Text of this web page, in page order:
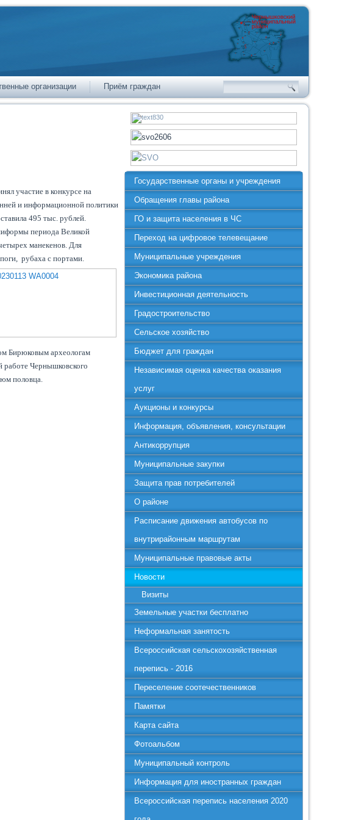
организации Приём граждан
участие в конкурсе на
и информационной политики
495 тыс. рублей.
периода Великой
манекенов. Для
рубаха с портами.
Бирюковым археологам
работе Чернышковского
половца.
Государственные органы и учреждения
Обращения главы района
ГО и защита населения в ЧС
Переход на цифровое телевещание
Муниципальные учреждения
Экономика района
Инвестиционная деятельность
Градостроительство
Сельское хозяйство
Бюджет для граждан
Независимая оценка качества оказания
услуг
Аукционы и конкурсы
Информация, объявления, консультации
Антикоррупция
Муниципальные закупки
Защита прав потребителей
О районе
Расписание движения автобусов по
внутрирайонным маршрутам
Муниципальные правовые акты
Новости
Визиты
Земельные участки бесплатно
Неформальная занятость
Всероссийская сельскохозяйственная
перепись - 2016
Переселение соотечественников
Памятки
Карта сайта
Фотоальбом
Муниципальный контроль
Информация для иностранных граждан
Всероссийская перепись населения 2020